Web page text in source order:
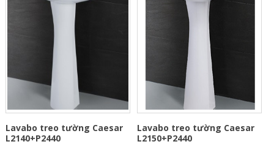
Lavabo treo tường Caesar
L2140+P2440
Lavabo treo tường Caesar
L2150+P2440